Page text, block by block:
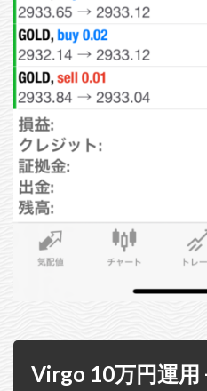
Virgo 10万円運用